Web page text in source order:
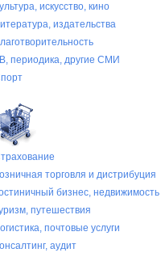
искусство, кино
издательства
периодика, другие СМИ
торговля и дистрибуция
бизнес, недвижимость
путешествия
почтовые услуги
аудит